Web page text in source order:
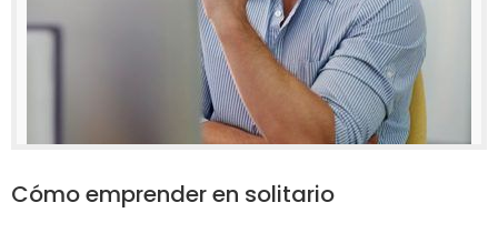
Cómo emprender en solitario